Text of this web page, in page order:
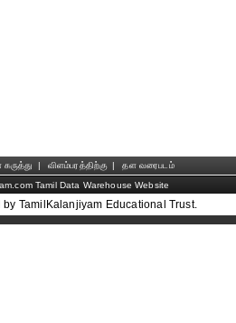
| விளம்பரத்திற்கு |
தள வரைபடம்
Tamil Data Warehouse Website
TamilKalanjiyam Educational Trust.